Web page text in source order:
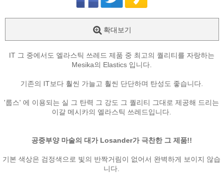
확대보기
IT 그 중에서도 엘라스틱 쓰레드 제품 중 최고의 퀄리티를 자랑하는
Mesika의 Elastics 입니다.
기존의 IT보다 훨씬 가늘고 훨씬 단단하며 탄성도 좋습니다.
'룹스' 에 이용되는 실 그 탄력 그 강도 그 퀄리티 그대로 제공해 드리는
이갈 메시카의 엘라스틱 쓰레드입니다.
공중부양 마술의 대가 Losander가 극찬한 그 제품!!
기본 색상은 검정색으로 빛의 반짝거림이 없어서 완벽하게 보이지 않습
니다.